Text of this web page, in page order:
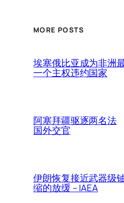
MORE POSTS
埃塞俄比亚成为非洲
一个主权违约国家
阿塞拜疆驱逐两名法
国外交官
伊朗恢复接近武器级
缩的放缓 – IAEA